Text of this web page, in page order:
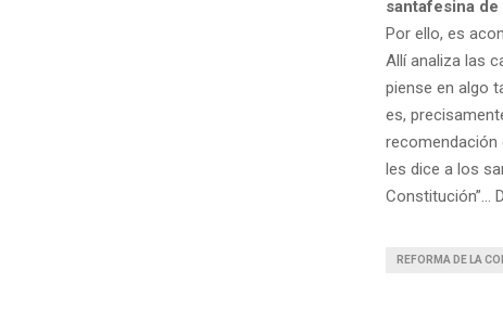
santafesina
Por ello, es
Allí analiza las
piense en algo
es,
recomendación
les dice a los
Constitución”…
REFORMA DE LA